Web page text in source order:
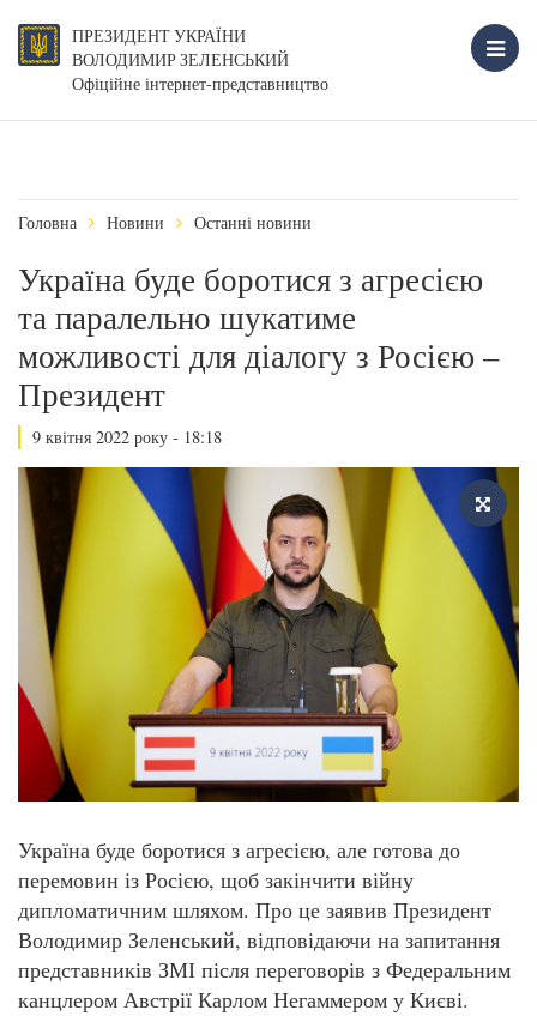
ПРЕЗИДЕНТ УКРАЇНИ
ВОЛОДИМИР ЗЕЛЕНСЬКИЙ
Офіційне інтернет-представництво
Головна Новини Останні новини
Україна буде боротися з агресією
та паралельно шукатиме
можливості для діалогу з Росією –
Президент
9 квітня 2022 року - 18:18
Україна буде боротися з агресією, але готова до
перемовин із Росією, щоб закінчити війну
дипломатичним шляхом. Про це заявив Президент
Володимир Зеленський, відповідаючи на запитання
представників ЗМІ після переговорів з Федеральним
канцлером Австрії Карлом Негаммером у Києві.